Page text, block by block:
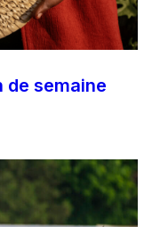
de semaine